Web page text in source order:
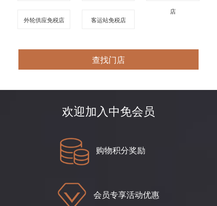
店
外轮供应免税店
客运站免税店
查找门店
欢迎加入中免会员
购物积分奖励
会员专享活动优惠